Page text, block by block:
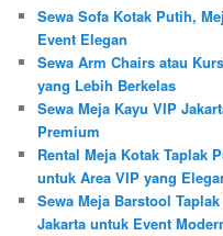
Sewa Sofa Kotak Putih,
Event Elegan
Sewa Arm Chairs atau
yang Lebih Berkelas
Sewa Meja Kayu VIP
Premium
Rental Meja Kotak Taplak
untuk Area VIP yang
Sewa Meja Barstool
Jakarta untuk Event